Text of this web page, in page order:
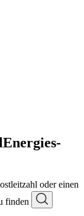
oder einen
finden